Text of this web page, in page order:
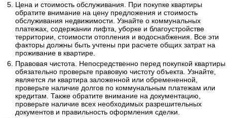
Цена и стоимость обслуживания. При покупке квартиры
обратите внимание на цену предложения и стоимость
обслуживания недвижимости. Узнайте о коммунальных
платежах, содержании лифта, уборке и благоустройстве
территории, стоимости отопления и водоснабжения. Все эти
факторы должны быть учтены при расчете общих затрат на
проживание в квартире.
Правовая чистота. Непосредственно перед покупкой квартиры
обязательно проверьте правовую чистоту объекта. Узнайте,
является ли квартира заложенной или обремененной,
проверьте наличие долгов по коммунальным платежам или
кредитам. Также обратите внимание на документацию,
проверьте наличие всех необходимых разрешительных
документов и правильность оформления сделки.